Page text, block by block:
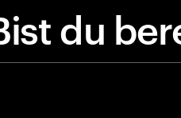
Bis tdu